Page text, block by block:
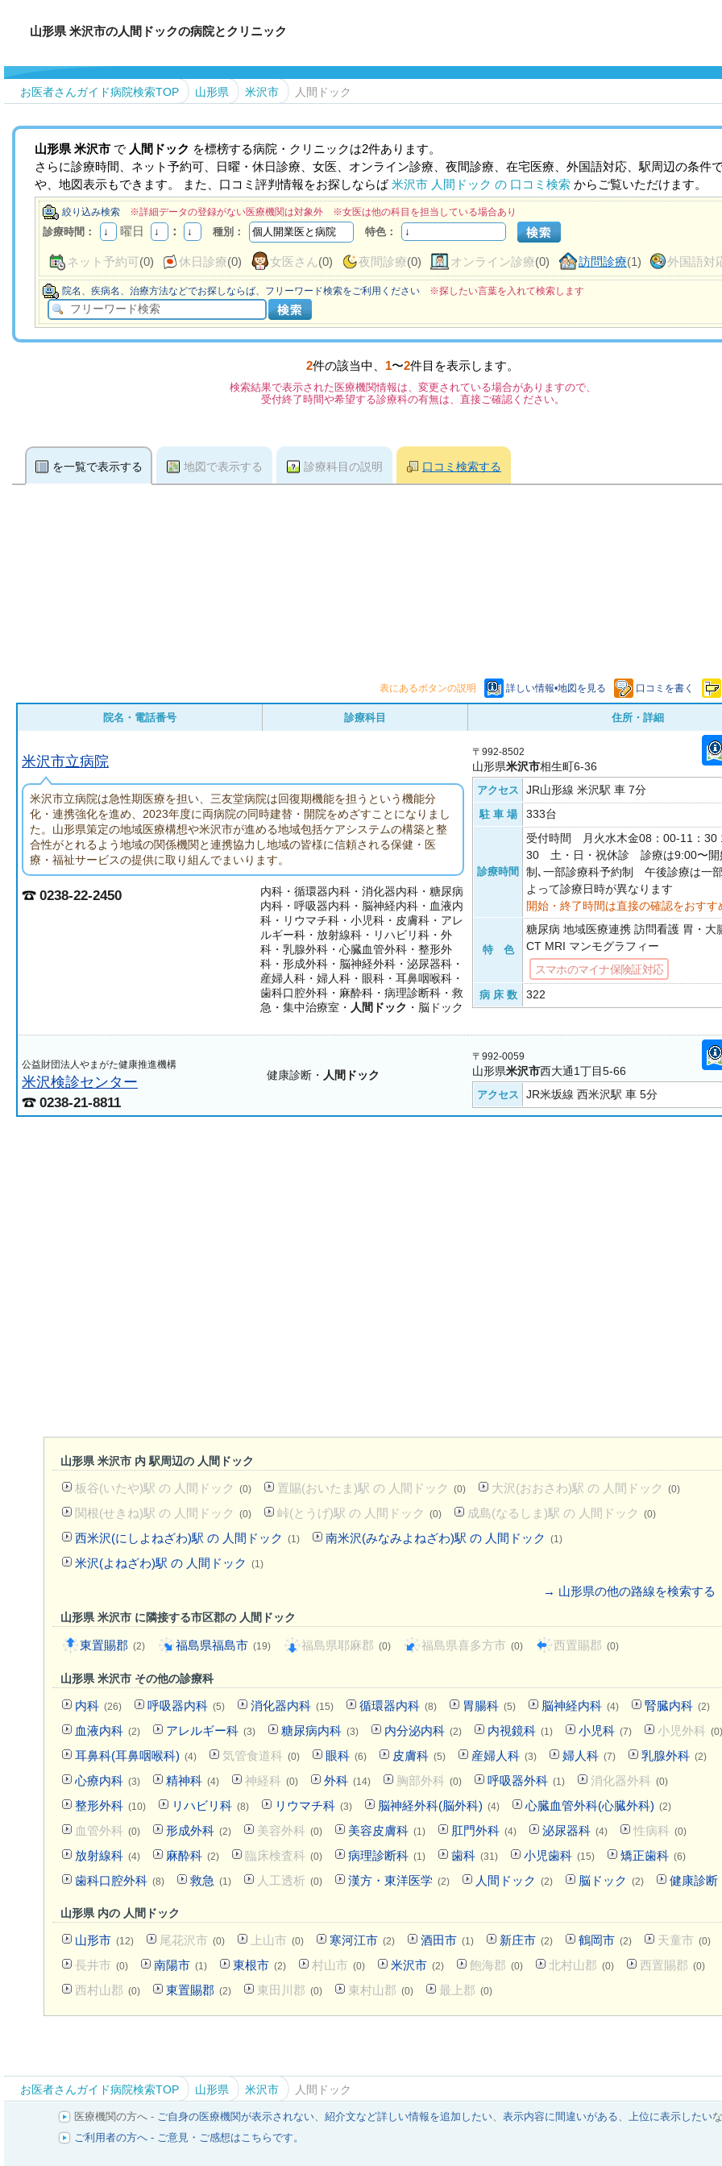
山形県 米沢市の人間ドックの病院とクリニック
お医者さんガイド病院検索TOP 山形県 米沢市 人間ドック
山形県 米沢市 で 人間ドック を標榜する病院・クリニックは2件あります。
さらに診療時間、ネット予約可、日曜・休日診療、女医、オンライン診療、夜間診療、在宅医療、外国語対応、駅周辺の条件
や、地図表示もできます。 また、口コミ評判情報をお探しならば米沢市 人間ドック の 口コミ検索 からご覧いただけます。
絞り込み検索 ※詳細データの登録がない医療機関は対象外 ※女医は他の科目を担当している場合あり
診療時間： 曜日 ： 種別： 特色：
ネット予約可(0) 休日診療(0) 女医さん(0) 夜間診療(0) オンライン診療(0) 訪問診療(1) 外国語対
院名、疾病名、治療方法などでお探しならば、フリーワード検索をご利用ください ※探したい言葉を入れて検索します
2件の該当中、 1〜2件目を表示します。
検索結果で表示された医療機関情報は、変更されている場合がありますので、
受付終了時間や希望する診療科の有無は、直接ご確認ください。
を一覧で表示する 地図で表示する 診療科目の説明 口コミ検索する
表にあるボタンの説明 詳しい情報•地図を見る 口コミを書く
院名・電話番号 診療科目 住所・詳細
米沢市立病院
米沢市立病院は急性期医療を担い、三友堂病院は回復期機能を担うという機能分
化・連携強化を進め、2023年度に両病院の同時建替・開院をめざすことになりまし
た。山形県策定の地域医療構想や米沢市が進める地域包括ケアシステムの構築と整
合性がとれるよう地域の関係機関と連携協力し地域の皆様に信頼される保健・医
療・福祉サービスの提供に取り組んでまいります。
0238-22-2450
内科・循環器内科・消化器内科・糖尿病
内科・呼吸器内科・脳神経内科・血液内
科・リウマチ科・小児科・皮膚科・アレ
ルギー科・放射線科・リハビリ科・外
科・乳腺外科・心臓血管外科・整形外
科・形成外科・脳神経外科・泌尿器科・
産婦人科・婦人科・眼科・耳鼻咽喉科・
歯科口腔外科・麻酔科・病理診断科・救
急・集中治療室・ 人間ドック ・脳ドック
〒992-8502
山形県米沢市相生町6-36
アクセス JR山形線 米沢駅 車 7分
駐 車 場 333台
診療時間
受付時間 月火水木金08：00-11：30
30 土・日・祝休診 診療は9:00〜
制､一部診療科予約制 午後診療は一
よって診療日時が異なります
開始・終了時間は直接の確認をおすす
特 色
糖尿病 地域医療連携 訪問看護 胃・大
CT MRI マンモグラフィー
スマホのマイナ保険証対応
病 床 数 322
公益財団法人やまがた健康推進機構
米沢検診センター
0238-21-8811
健康診断・ 人間ドック
〒992-0059
山形県米沢市西大通1丁目5-66
アクセス JR米坂線 西米沢駅 車 5分
山形県 米沢市 内 駅周辺の 人間ドック
板谷(いたや)駅 の 人間ドック (0) 置賜(おいたま)駅 の 人間ドック (0) 大沢(おおさわ)駅 の 人間ドック (0)
関根(せきね)駅 の 人間ドック (0) 峠(とうげ)駅 の 人間ドック (0) 成島(なるしま)駅 の 人間ドック (0)
西米沢(にしよねざわ)駅 の 人間ドック (1) 南米沢(みなみよねざわ)駅 の 人間ドック (1)
米沢(よねざわ)駅 の 人間ドック (1)
→ 山形県の他の路線を検索する
山形県 米沢市 に隣接する市区郡の 人間ドック
東置賜郡 (2) 福島県福島市 (19) 福島県耶麻郡 (0) 福島県喜多方市 (0) 西置賜郡 (0)
山形県 米沢市 その他の診療科
内科 (26) 呼吸器内科 (5) 消化器内科 (15) 循環器内科 (8) 胃腸科 (5) 脳神経内科 (4) 腎臓内科 (2)
血液内科 (2) アレルギー科 (3) 糖尿病内科 (3) 内分泌内科 (2) 内視鏡科 (1) 小児科 (7) 小児外科 (0)
耳鼻科(耳鼻咽喉科) (4) 気管食道科 (0) 眼科 (6) 皮膚科 (5) 産婦人科 (3) 婦人科 (7) 乳腺外科 (2)
心療内科 (3) 精神科 (4) 神経科 (0) 外科 (14) 胸部外科 (0) 呼吸器外科 (1) 消化器外科 (0)
整形外科 (10) リハビリ科 (8) リウマチ科 (3) 脳神経外科(脳外科) (4) 心臓血管外科(心臓外科) (2)
血管外科 (0) 形成外科 (2) 美容外科 (0) 美容皮膚科 (1) 肛門外科 (4) 泌尿器科 (4) 性病科 (0)
放射線科 (4) 麻酔科 (2) 臨床検査科 (0) 病理診断科 (1) 歯科 (31) 小児歯科 (15) 矯正歯科 (6)
歯科口腔外科 (8) 救急 (1) 人工透析 (0) 漢方・東洋医学 (2) 人間ドック (2) 脳ドック (2) 健康診断
山形県 内の 人間ドック
山形市 (12) 尾花沢市 (0) 上山市 (0) 寒河江市 (2) 酒田市 (1) 新庄市 (2) 鶴岡市 (2) 天童市 (0)
長井市 (0) 南陽市 (1) 東根市 (2) 村山市 (0) 米沢市 (2) 飽海郡 (0) 北村山郡 (0) 西置賜郡 (0)
西村山郡 (0) 東置賜郡 (2) 東田川郡 (0) 東村山郡 (0) 最上郡 (0)
お医者さんガイド病院検索TOP 山形県 米沢市 人間ドック
医療機関の方へ - ご自身の医療機関が表示されない、 紹介文など詳しい情報を追加したい、 表示内容に間違いがある、 上位に表示したい
ご利用者の方へ - ご意見・ご感想はこちらです。